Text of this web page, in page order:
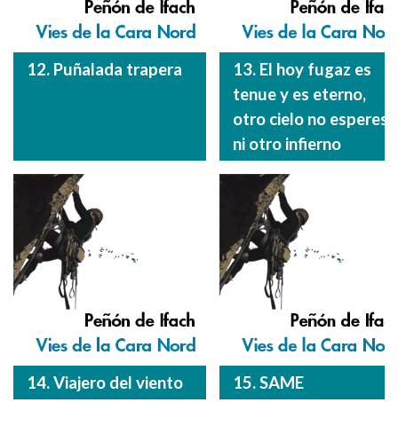
12. Puñalada trapera
13. El hoy fugaz es
tenue y es eterno,
otro cielo no esperes
ni otro infierno
14. Viajero del viento 15. SAME